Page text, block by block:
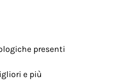
presenti
e più